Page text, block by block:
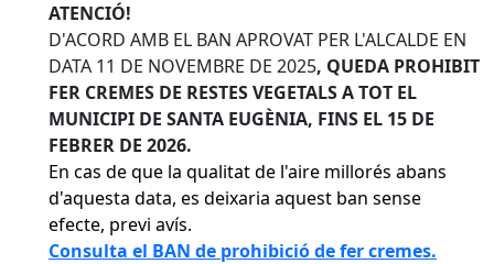
ATENCIÓ!
D'ACORD AMB EL BAN APROVAT PER L'ALCALDE EN
DATA 11 DE NOVEMBRE DE 2025, QUEDA PROHIBIT
FER CREMES DE RESTES VEGETALS A TOT EL
MUNICIPI DE SANTA EUGÈNIA, FINS EL 15 DE
FEBRER DE 2026.
En cas de que la qualitat de l'aire millorés abans
d'aquesta data, es deixaria aquest ban sense
efecte, previ avís.
Consulta el BAN de prohibició de fer cremes.